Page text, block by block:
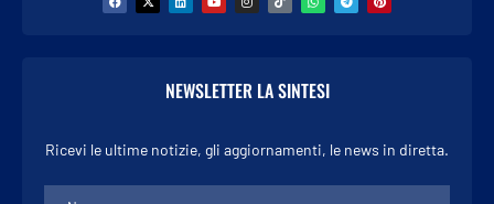
NEWSLETTER LA SINTESI
Ricevi le ultime notizie, gli aggiornamenti, le news in diretta.